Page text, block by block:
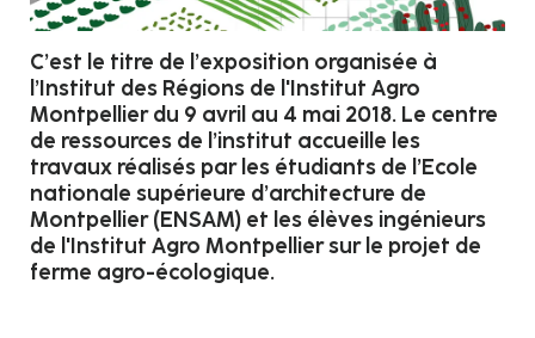
C’est le titre de l’exposition organisée à
l’Institut des Régions de l'Institut Agro
Montpellier du 9 avril au 4 mai 2018. Le centre
de ressources de l’institut accueille les
travaux réalisés par les étudiants de l’Ecole
nationale supérieure d’architecture de
Montpellier (ENSAM) et les élèves ingénieurs
de l'Institut Agro Montpellier sur le projet de
ferme agro-écologique.